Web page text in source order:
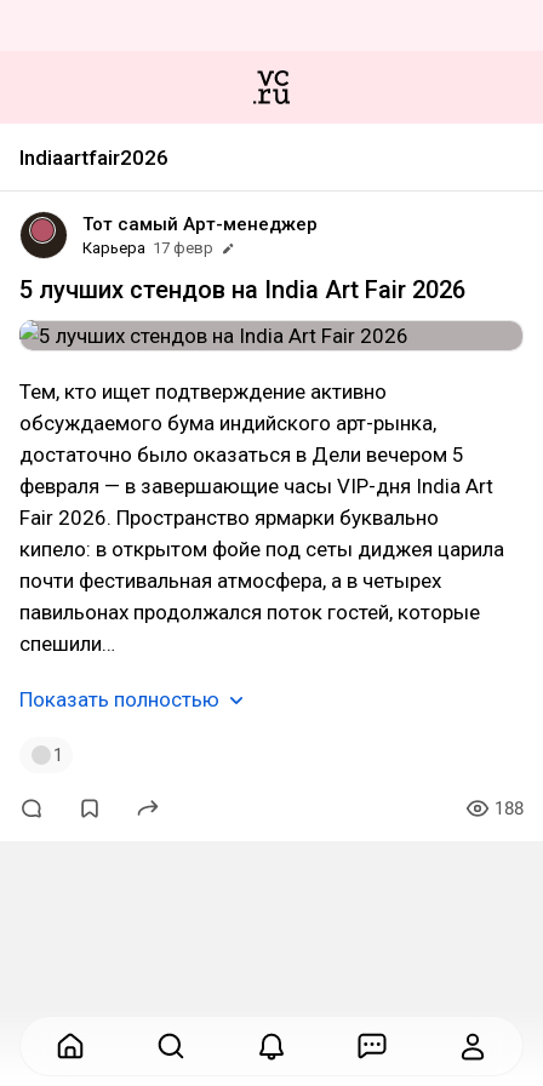
Indiaartfair2026
Тот самый Арт-менеджер
Карьера 17 февр
5 лучших стендов на India Art Fair 2026
Тем, кто ищет подтверждение активно
обсуждаемого бума индийского арт-рынка,
достаточно было оказаться в Дели вечером 5
февраля — в завершающие часы VIP-дня India Art
Fair 2026. Пространство ярмарки буквально
кипело: в открытом фойе под сеты диджея царила
почти фестивальная атмосфера, а в четырех
павильонах продолжался поток гостей, которые
спешили…
Показать полностью
1
188